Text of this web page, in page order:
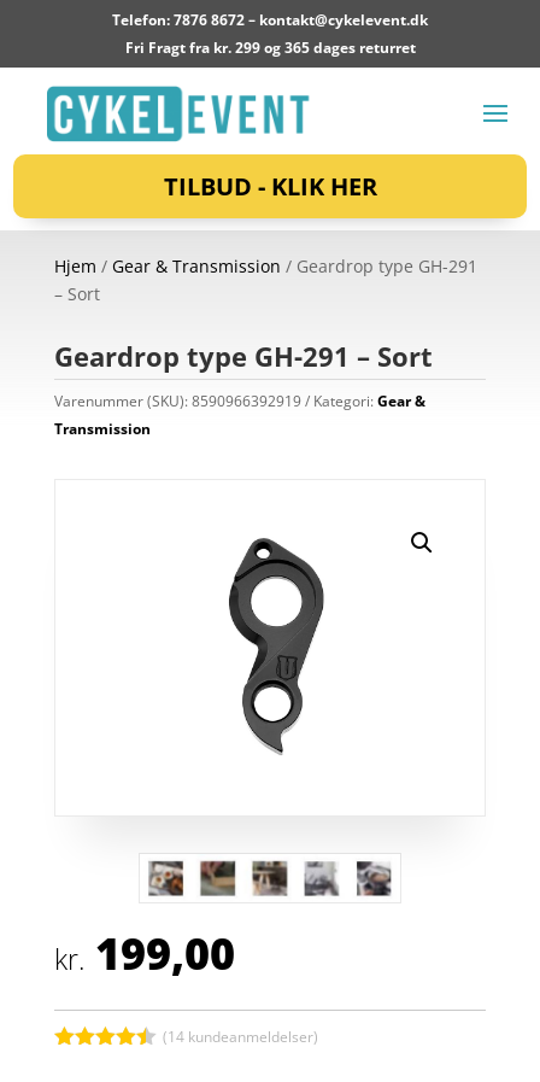
Telefon: 7876 8672 – kontakt@cykelevent.dk
Fri Fragt fra kr. 299 og 365 dages returret
TILBUD - KLIK HER
Hjem / Gear & Transmission / Geardrop type GH-291
– Sort
Geardrop type GH-291 – Sort
Varenummer (SKU):8590966392919 Kategori:Gear &
Transmission
kr. 199,00
(14 kundeanmeldelser)